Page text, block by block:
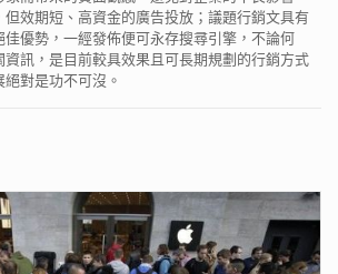
效期短、高資金的廣告投放；議題行銷文具有
優勢，一經發佈便可永存搜尋引擎，不論何
資訊，是目前較具效果且可長期規劃的行銷方式
對是功不可沒。